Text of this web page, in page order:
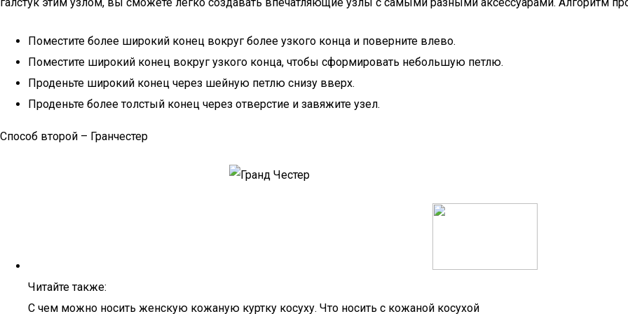
Поместите более широкий конец вокруг более узкого конца и поверните влево.
Поместите широкий конец вокруг узкого конца, чтобы сформировать небольшую петлю.
Проденьте широкий конец через шейную петлю снизу вверх.
Проденьте более толстый конец через отверстие и завяжите узел.
Способ второй – Гранчестер
Читайте также:
С чем можно носить женскую кожаную куртку косуху. Что носить с кожаной косухой